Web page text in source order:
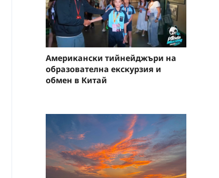
Американски тийнейджъри на
образователна екскурзия и
обмен в Китай